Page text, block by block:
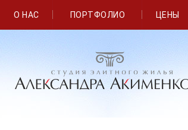
О НАС ПОРТФОЛИО ЦЕНЫ